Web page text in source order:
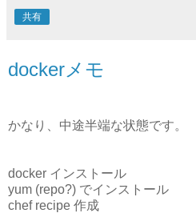
共有
dockerメモ
かなり、中途半端な状態です。
docker インストール
yum (repo?) でインストール
chef recipe 作成